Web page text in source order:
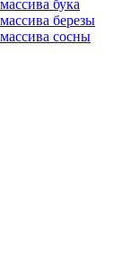
бука
березы
сосны